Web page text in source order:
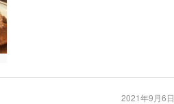
2021年9月6日